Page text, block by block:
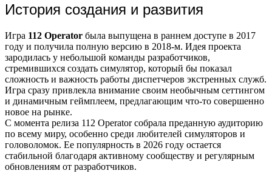
История создания и развития
Игра 112 Operator была выпущена в раннем доступе в 2017
году и получила полную версию в 2018-м. Идея проекта
зародилась у небольшой команды разработчиков,
стремившихся создать симулятор, который бы показал
сложность и важность работы диспетчеров экстренных служб.
Игра сразу привлекла внимание своим необычным сеттингом
и динамичным геймплеем, предлагающим что-то совершенно
новое на рынке.
С момента релиза 112 Operator собрала преданную аудиторию
по всему миру, особенно среди любителей симуляторов и
головоломок. Ее популярность в 2026 году остается
стабильной благодаря активному сообществу и регулярным
обновлениям от разработчиков.